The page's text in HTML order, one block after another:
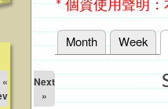
* 個資使用聲明
Primary tabs
Month Week
«
Next
»